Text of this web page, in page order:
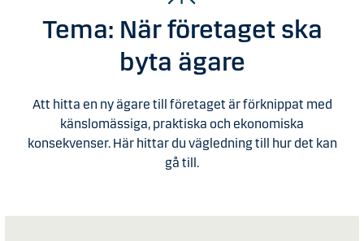
Tema: När företaget ska
byta ägare
Att hitta en ny ägare till företaget är förknippat med
känslomässiga, praktiska och ekonomiska
konsekvenser. Här hittar du vägledning till hur det kan
gå till.